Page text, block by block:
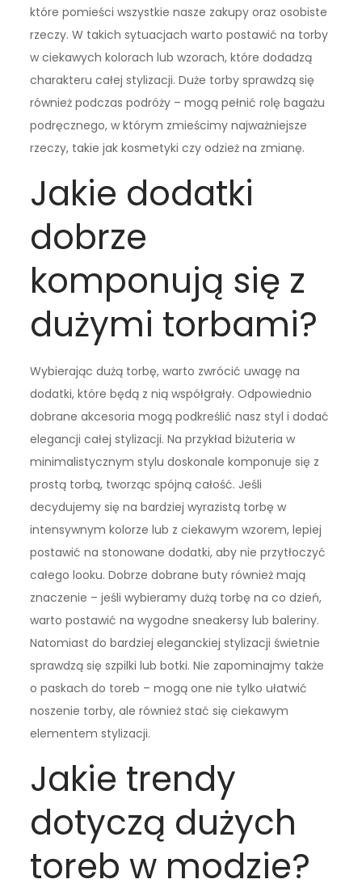
które pomieści wszystkie nasze zakupy oraz osobiste
rzeczy. W takich sytuacjach warto postawić na torby
w ciekawych kolorach lub wzorach, które dodadzą
charakteru całej stylizacji. Duże torby sprawdzą się
również podczas podróży – mogą pełnić rolę bagażu
podręcznego, w którym zmieścimy najważniejsze
rzeczy, takie jak kosmetyki czy odzież na zmianę.
Jakie dodatki
dobrze
komponują się z
dużymi torbami?
Wybierając dużą torbę, warto zwrócić uwagę na
dodatki, które będą z nią współgrały. Odpowiednio
dobrane akcesoria mogą podkreślić nasz styl i dodać
elegancji całej stylizacji. Na przykład biżuteria w
minimalistycznym stylu doskonale komponuje się z
prostą torbą, tworząc spójną całość. Jeśli
decydujemy się na bardziej wyrazistą torbę w
intensywnym kolorze lub z ciekawym wzorem, lepiej
postawić na stonowane dodatki, aby nie przytłoczyć
całego looku. Dobrze dobrane buty również mają
znaczenie – jeśli wybieramy dużą torbę na co dzień,
warto postawić na wygodne sneakersy lub baleriny.
Natomiast do bardziej eleganckiej stylizacji świetnie
sprawdzą się szpilki lub botki. Nie zapominajmy także
o paskach do toreb – mogą one nie tylko ułatwić
noszenie torby, ale również stać się ciekawym
elementem stylizacji.
Jakie trendy
dotyczą dużych
toreb w modzie?